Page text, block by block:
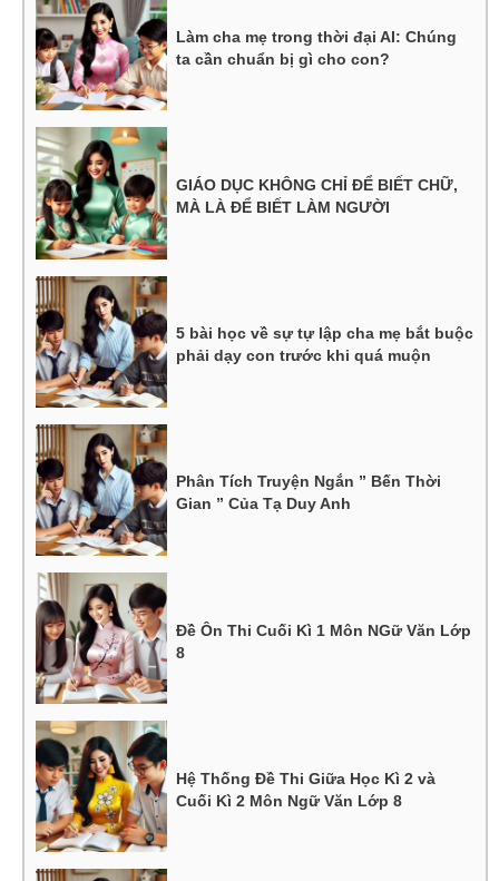
Làm cha mẹ trong thời đại AI: Chúng
ta cần chuẩn bị gì cho con?
GIÁO DỤC KHÔNG CHỈ ĐỂ BIẾT CHỮ,
MÀ LÀ ĐỂ BIẾT LÀM NGƯỜI
5 bài học về sự tự lập cha mẹ bắt buộc
phải dạy con trước khi quá muộn
Phân Tích Truyện Ngắn ” Bến Thời
Gian ” Của Tạ Duy Anh
Đề Ôn Thi Cuối Kì 1 Môn NGữ Văn Lớp
8
Hệ Thống Đề Thi Giữa Học Kì 2 và
Cuối Kì 2 Môn Ngữ Văn Lớp 8